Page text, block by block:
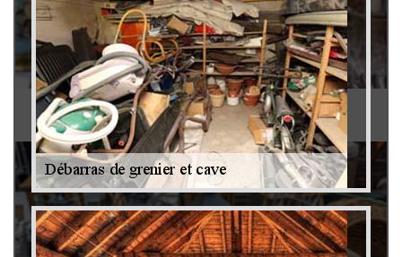
Antiquaire 79